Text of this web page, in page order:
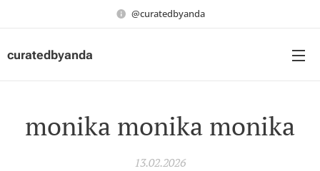
@curatedbyanda
curatedbyanda
monika monika monika
13.02.2026